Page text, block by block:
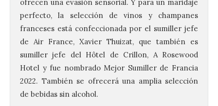
ofrecen una evasión sensorial. Y para un maridaje
perfecto, la selección de vinos y champanes
franceses está confeccionada por el sumiller jefe
de Air France, Xavier Thuizat, que también es
sumiller jefe del Hôtel de Crillon, A Rosewood
Hotel y fue nombrado Mejor Sumiller de Francia
2022. También se ofrecerá una amplia selección
de bebidas sin alcohol.
La UPSA impulsa la
creación musical con el I
Concurso Internacional de
Composición Coral Sacra
8 Ago 2026
Este certamen,